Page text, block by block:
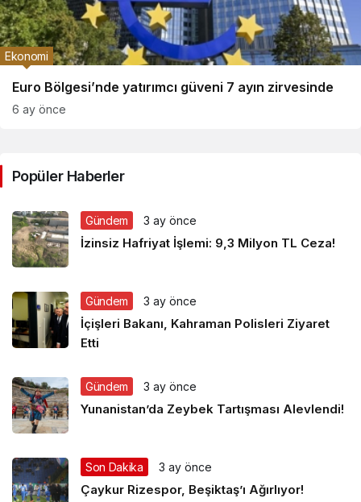
Euro Bölgesi’nde yatırımcı güveni 7 ayın zirvesinde
Ekonomi
6 ay önce
Popüler Haberler
Gündem 3 ay önce
İzinsiz Hafriyat İşlemi: 9,3 Milyon TL Ceza!
Gündem 3 ay önce
İçişleri Bakanı, Kahraman Polisleri Ziyaret
Etti
Gündem 3 ay önce
Yunanistan’da Zeybek Tartışması Alevlendi!
Son Dakika 3 ay önce
Çaykur Rizespor, Beşiktaş’ı Ağırlıyor!